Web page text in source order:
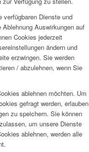
verfügbaren Dienste und
Auswirkungen auf
Cookies jederzeit
ändern und
erzwingen. Sie werden
/ abzulehnen, wenn Sie
ablehnen möchten. Um
gefragt werden, erlauben
zu speichern. Sie können
um unsere Dienste
ablehnen, werden alle